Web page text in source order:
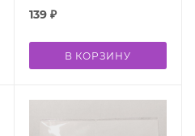
139₽
В КОРЗИНУ